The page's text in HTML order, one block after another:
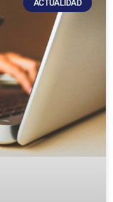
ACTUALIDAD